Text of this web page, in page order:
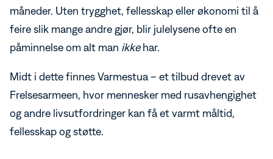
måneder. Uten trygghet, fellesskap eller økonomi til å
feire slik mange andre gjør, blir julelysene ofte en
påminnelse om alt man ikkehar.
Midt i dette finnes Varmestua – et tilbud drevet av
Frelsesarmeen, hvor mennesker med rusavhengighet
og andre livsutfordringer kan få et varmt måltid,
fellesskap og støtte.